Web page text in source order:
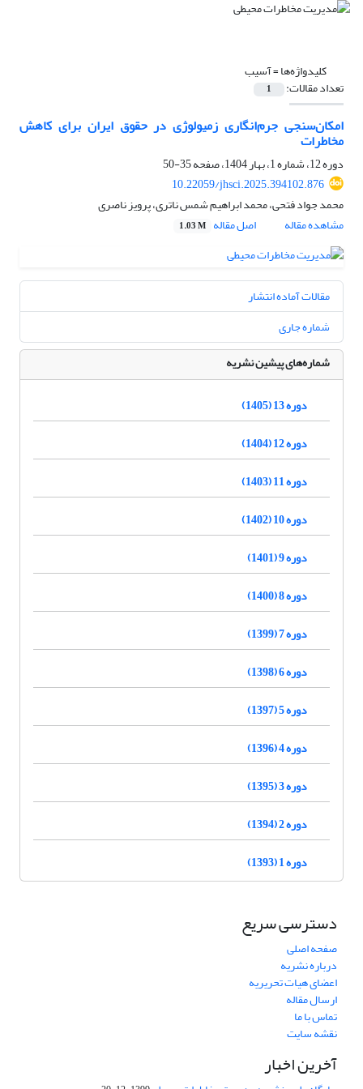
کلیدواژه‌ها =آسیب
تعداد مقالات: 1
امکان‌سنجی جرم‌انگاری زمیولوژی در حقوق ایران برای کاهش
مخاطرات
دوره 12، شماره 1، بهار 1404، صفحه
35-50
10.22059/jhsci.2025.394102.876
محمد جواد فتحی، محمد ابراهیم شمس ناتری، پرویز ناصری
مشاهده مقاله
اصل مقاله 1.03 M
مقالات آماده انتشار
شماره جاری
شماره‌های پیشین نشریه
دوره 13 (1405)
دوره 12 (1404)
دوره 11 (1403)
دوره 10 (1402)
دوره 9 (1401)
دوره 8 (1400)
دوره 7 (1399)
دوره 6 (1398)
دوره 5 (1397)
دوره 4 (1396)
دوره 3 (1395)
دوره 2 (1394)
دوره 1 (1393)
دسترسی سریع
صفحه اصلی
درباره نشریه
اعضای هیات تحریریه
ارسال مقاله
تماس با ما
نقشه سایت
آخرین اخبار